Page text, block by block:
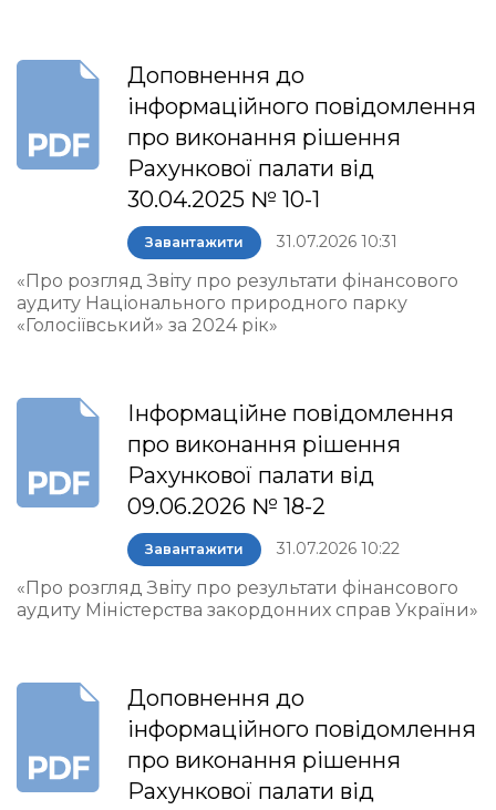
Доповнення до
інформаційного повідомлення
про виконання рішення
Рахункової палати від
30.04.2025 № 10-1
Завантажити 31.07.2026 10:31
«Про розгляд Звіту про результати фінансового
аудиту Національного природного парку
«Голосіївський» за 2024 рік»
Інформаційне повідомлення
про виконання рішення
Рахункової палати від
09.06.2026 № 18-2
Завантажити 31.07.2026 10:22
«Про розгляд Звіту про результати фінансового
аудиту Міністерства закордонних справ України»
Доповнення до
інформаційного повідомлення
про виконання рішення
Рахункової палати від